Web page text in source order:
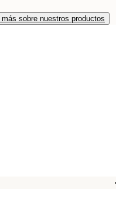
más sobre nuestros productos